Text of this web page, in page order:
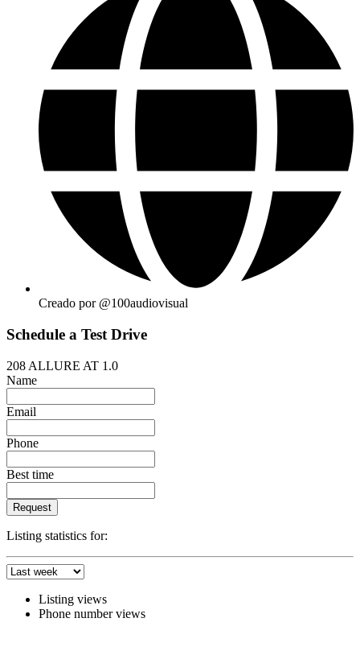
Creado por @100audiovisual
Schedule a Test Drive
208 ALLURE AT 1.0
Name
Email
Phone
Best time
Request
Listing statistics for:
Listing views
Phone number views